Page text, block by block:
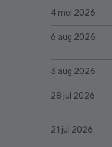
4 mei 2026
6 aug 2026
3 aug 2026
28 jul 2026
21 jul 2026